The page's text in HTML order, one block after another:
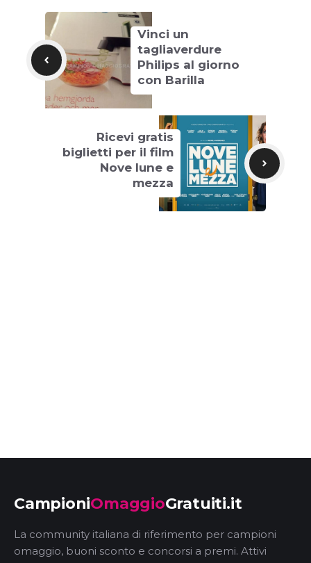
Vinci un
tagliaverdure
Philips al giorno
con Barilla
Ricevi gratis
biglietti per il film
Nove lune e
mezza
CampioniOmaggioGratuiti.it
La community italiana di riferimento per campioni
omaggio, buoni sconto e concorsi a premi. Attivi